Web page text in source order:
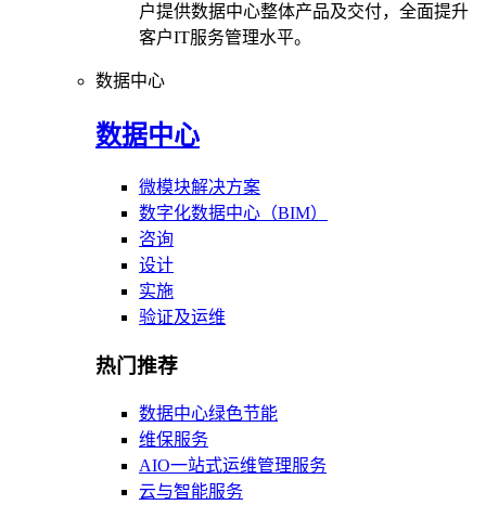
户提供数据中心整体产品及交付，全面提升
客户IT服务管理水平。
数据中心
数据中心
微模块解决方案
数字化数据中心（BIM）
咨询
设计
实施
验证及运维
热门推荐
数据中心绿色节能
维保服务
AIO一站式运维管理服务
云与智能服务